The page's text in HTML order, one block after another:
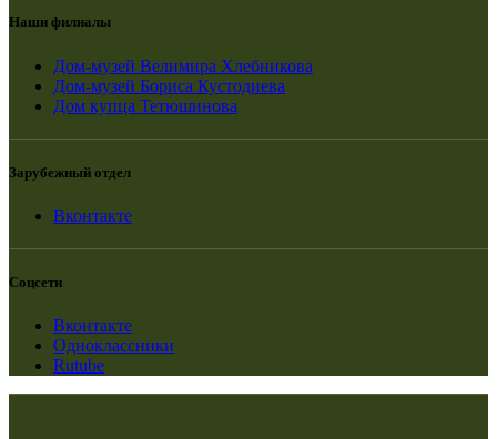
Наши филиалы
Дом-музей Велимира Хлебникова
Дом-музей Бориса Кустодиева
Дом купца Тетюшинова
Зарубежный отдел
Вконтакте
Соцсети
Вконтакте
Одноклассники
Rutube